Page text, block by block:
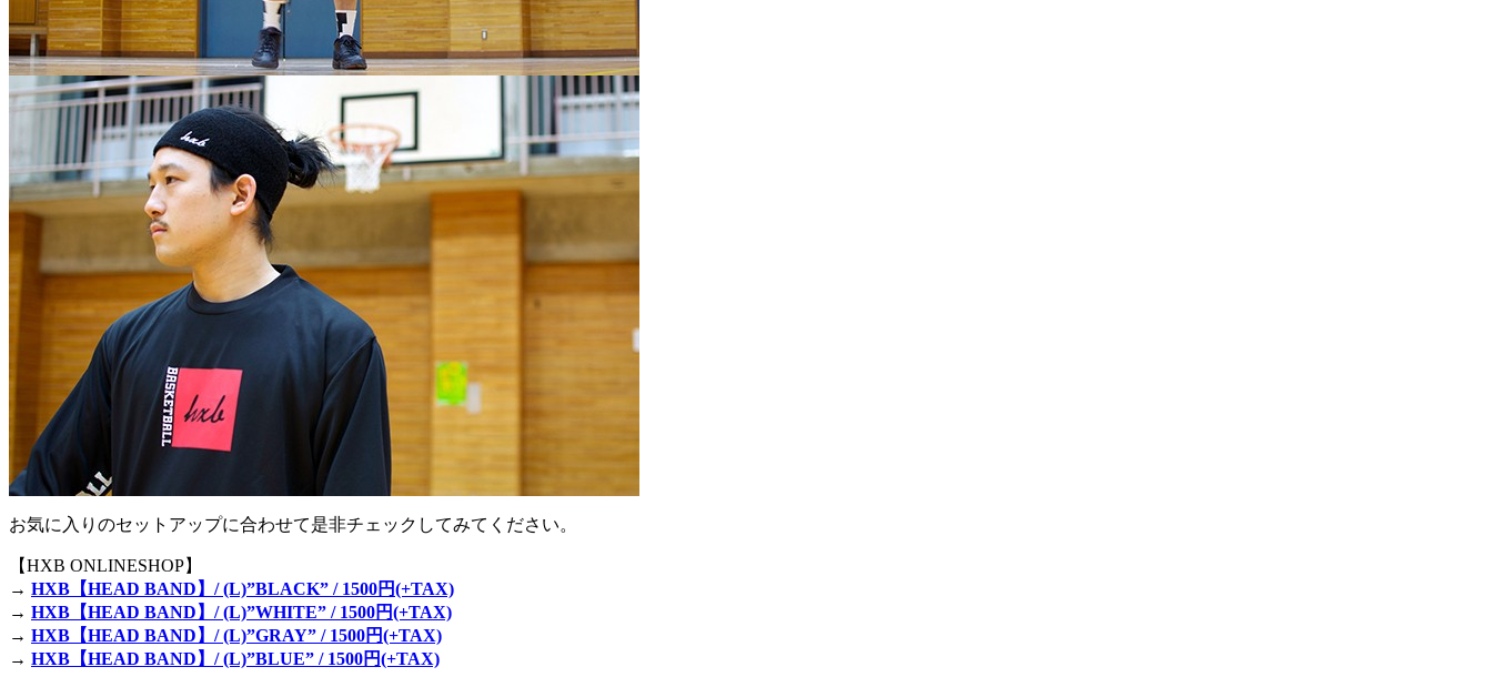
お気に入りのセットアップに合わせて是非チェックしてみてください。
【HXB ONLINESHOP】
→ HXB【HEAD BAND】/ (L)”BLACK” / 1500円(+TAX)
→ HXB【HEAD BAND】/ (L)”WHITE” / 1500円(+TAX)
→ HXB【HEAD BAND】/ (L)”GRAY” / 1500円(+TAX)
→ HXB【HEAD BAND】/ (L)”BLUE” / 1500円(+TAX)